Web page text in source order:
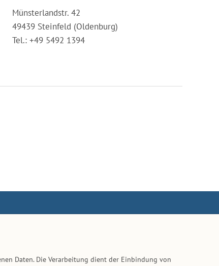
Münsterlandstr. 42
49439 Steinfeld (Oldenburg)
Tel.: +49 5492 1394
Daten. Die Verarbeitung dient der Einbindung von